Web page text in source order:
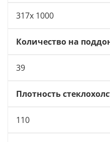
317х 1000
Количество на
39
Плотность
110